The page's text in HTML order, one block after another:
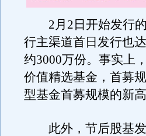
2月2日开始发行的
行主渠道首日发行也
约3000万份。事实上
价值精选基金，首募
型基金首募规模的新高
此外，节后股基发